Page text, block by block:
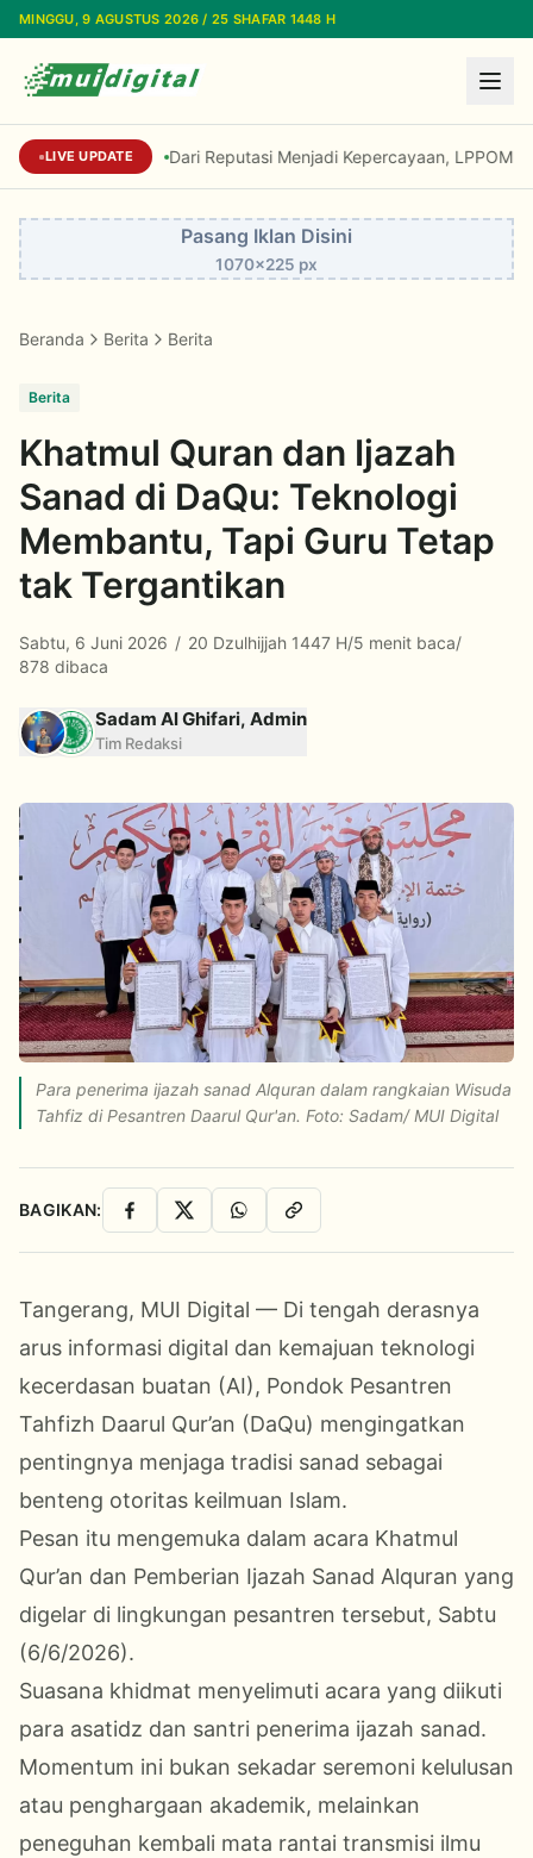
Lewati ke konten utama
MINGGU, 9 AGUSTUS 2026 / 25 SHAFAR 1448 H
LIVE UPDATE Dari Reputasi Menjadi Kepercayaan, LPPOM
Pasang Iklan Disini
1070x225 px
Beranda Berita Berita
Berita
Khatmul Quran dan Ijazah
Sanad di DaQu: Teknologi
Membantu, Tapi Guru Tetap
tak Tergantikan
Sabtu, 6 Juni 2026 / 20 Dzulhijjah 1447 H/5 menit baca/
878 dibaca
Sadam Al Ghifari, Admin
Tim Redaksi
Para penerima ijazah sanad Alquran dalam rangkaian Wisuda
Tahfiz di Pesantren Daarul Qur'an. Foto: Sadam/ MUI Digital
BAGIKAN: Facebook
X WhatsAppSalin Link
Tangerang, MUI Digital — Di tengah derasnya
arus informasi digital dan kemajuan teknologi
kecerdasan buatan (AI), Pondok Pesantren
Tahfizh Daarul Qur’an (DaQu) mengingatkan
pentingnya menjaga tradisi sanad sebagai
benteng otoritas keilmuan Islam.
Pesan itu mengemuka dalam acara Khatmul
Qur’an dan Pemberian Ijazah Sanad Alquran yang
digelar di lingkungan pesantren tersebut, Sabtu
(6/6/2026).
Suasana khidmat menyelimuti acara yang diikuti
para asatidz dan santri penerima ijazah sanad.
Momentum ini bukan sekadar seremoni kelulusan
atau penghargaan akademik, melainkan
peneguhan kembali mata rantai transmisi ilmu